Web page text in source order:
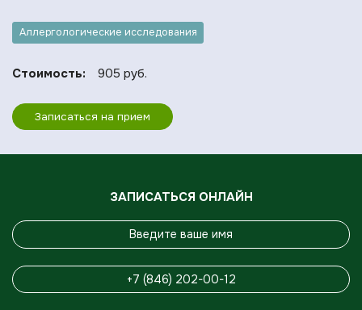
Аллергологические исследования
Стоимость: 905 руб.
Записаться на прием
ЗАПИСАТЬСЯ ОНЛАЙН